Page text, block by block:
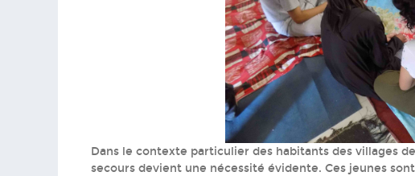
Formation au
Dans le contexte particulier des habitants des villages
secours devient une nécessité évidente. Ces jeunes